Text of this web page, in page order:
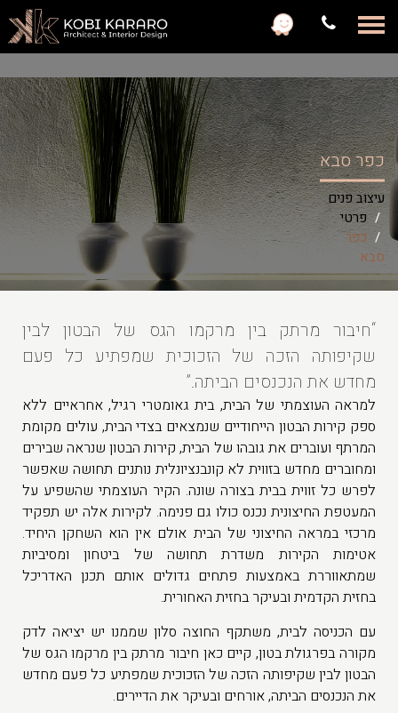
כפר סבא
עיצוב פנים
פרטי
כפר
סבא
“חיבור מרתק בין מרקמו הגס של הבטון לבין
שקיפותה הזכה של הזכוכית שמפתיע כל פעם
מחדש את הנכנסים הביתה.”
למראה העוצמתי של הבית, בית גאומטרי רגיל, אחראיים ללא
ספק קירות הבטון הייחודיים שנמצאים בצדי הבית, עולים מקומת
המרתף ועוברים את גובהו של הבית, קירות הבטון שנראה שבירים
ומחוברים מחדש בזווית לא קונבנציונלית נותנים תחושה שאפשר
לפרש כל זווית בבית בצורה שונה. הקיר העוצמתי שהשפיע על
המעטפת החיצונית נכנס כולו גם פנימה. לקירות אלה יש תפקיד
מרכזי במראה החיצוני של הבית אולם אין הוא השחקן היחיד.
אטימות הקירות משדרת תחושה של ביטחון ומסיביות
שמתאווררת באמצעות פתחים גדולים אותם תכנן האדריכל
בחזית הקדמית ובעיקר בחזית האחורית.
עם הכניסה לבית, משתקף החוצה סלון שממנו יש יציאה לדק
מקורה בפרגולת בטון, קיים כאן חיבור מרתק בין מרקמו הגס של
הבטון לבין שקיפותה הזכה של הזכוכית שמפתיע כל פעם מחדש
את הנכנסים הביתה, אורחים ובעיקר את הדיירים.